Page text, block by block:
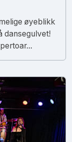
øyeblikk
dansegulvet!